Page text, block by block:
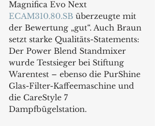
Magnifica Evo Next
ECAM310.80.SB überzeugte mit
der Bewertung „gut“. Auch Braun
setzt starke Qualitäts-Statements:
Der Power Blend Standmixer
wurde Testsieger bei Stiftung
Warentest – ebenso die PurShine
Glas-Filter-Kaffeemaschine und
die CareStyle 7
Dampfbügelstation.